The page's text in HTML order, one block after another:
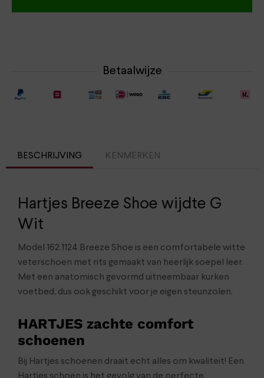
Betaalwijze
BESCHRIJVING KENMERKEN
Hartjes Breeze Shoe wijdte G
Wit
Model 162.1124 Breeze Shoe is een comfortabele witte
veterschoen met rits gemaakt van heerlijk soepel leer.
Met een anatomisch gevormd uitneembaar kurken
voetbed, dus ook geschikt voor je eigen steunzolen.
HARTJES zachte comfort
schoenen
Bij Hartjes schoenen draait echt alles om kwaliteit! Een